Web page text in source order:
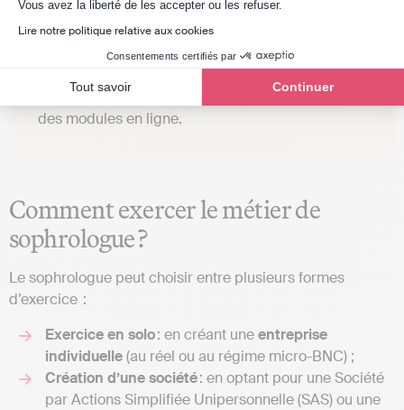
Vous avez la liberté de les accepter ou les refuser.
Lire notre politique relative aux cookies
Consentements certifiés par
Tout savoir Continuer
🪷 La durée moyenne d’une formation se situe
entre12et24mois. Elle peut inclure des stages
pratiques et des séances supervisées. Les
des écoles spécialisées ou parfois à distance via
des modules en ligne.
Comment exercer le métier de
sophrologue ?
Le sophrologue peut choisir entre plusieurs formes
d’exercice :
Exercice en solo: en créant uneentreprise
individuelle(au réel ou au régime micro-BNC) ;
Création d’une société: en optant pour une Société
par Actions Simplifiée Unipersonnelle (SAS) ou une